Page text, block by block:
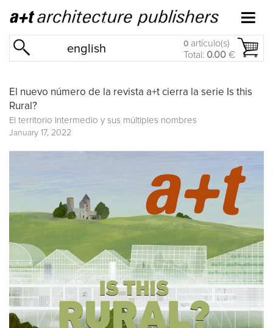
english 0 artículo(s)
Total: 0.00 €
El nuevo número de la revista a+t cierra la serie Is this
Rural?
El territorio Intermedio y sus múltiples nombres
January 17, 2022